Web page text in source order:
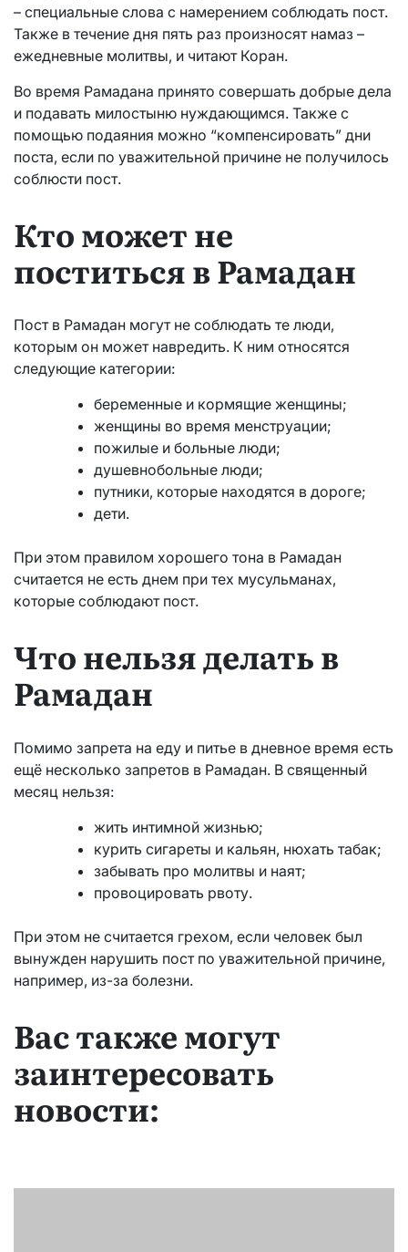
– специальные слова с намерением соблюдать пост.
Также в течение дня пять раз произносят намаз –
ежедневные молитвы, и читают Коран.
Во время Рамадана принято совершать добрые дела
и подавать милостыню нуждающимся. Также с
помощью подаяния можно “компенсировать” дни
поста, если по уважительной причине не получилось
соблюсти пост.
Кто может не
поститься в Рамадан
Пост в Рамадан могут не соблюдать те люди,
которым он может навредить. К ним относятся
следующие категории:
беременные и кормящие женщины;
женщины во время менструации;
пожилые и больные люди;
душевнобольные люди;
путники, которые находятся в дороге;
дети.
При этом правилом хорошего тона в Рамадан
считается не есть днем при тех мусульманах,
которые соблюдают пост.
Что нельзя делать в
Рамадан
Помимо запрета на еду и питье в дневное время есть
ещё несколько запретов в Рамадан. В священный
месяц нельзя:
жить интимной жизнью;
курить сигареты и кальян, нюхать табак;
забывать про молитвы и наят;
провоцировать рвоту.
При этом не считается грехом, если человек был
вынужден нарушить пост по уважительной причине,
например, из-за болезни.
Вас также могут
заинтересовать
новости: